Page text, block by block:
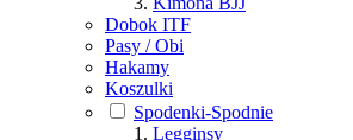
Dobok ITF
Pasy / Obi
Hakamy
Koszulki
Spodenki-Spodnie
Legginsy